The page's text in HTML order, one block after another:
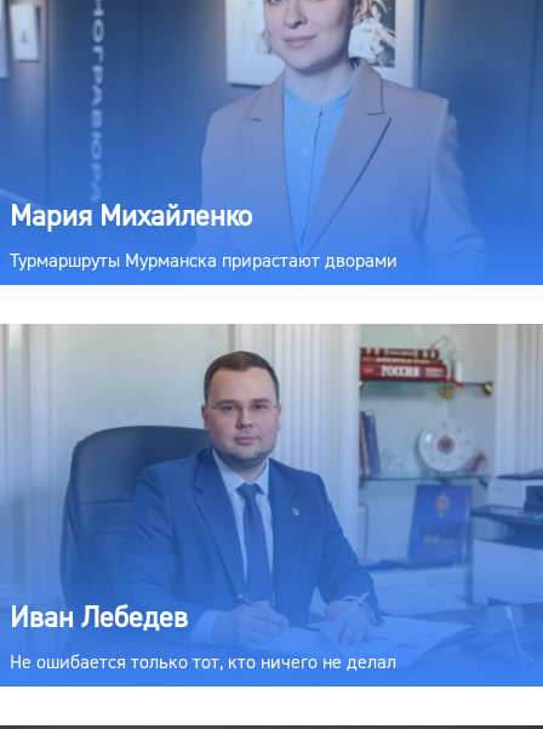
Мария Михайленко
Турмаршруты Мурманска прирастают дворами
Иван Лебедев
Не ошибается только тот, кто ничего не делал